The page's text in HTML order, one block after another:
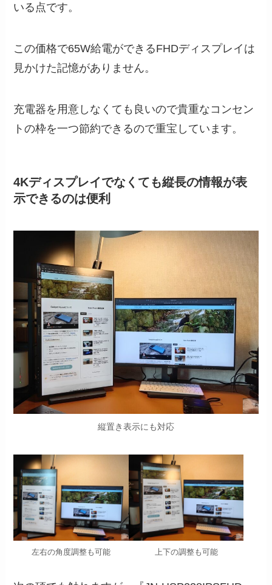
いる点です。
この価格で65W給電ができるFHDディスプレイは
見かけた記憶がありません。
充電器を用意しなくても良いので貴重なコンセン
トの枠を一つ節約できるので重宝しています。
4Kディスプレイでなくても縦長の情報が表
示できるのは便利
縦置き表示にも対応
左右の角度調整も可能 上下の調整も可能